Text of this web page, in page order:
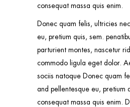
consequat massa quis enim.
Donec quam felis, ultricies
eu, pretium quis, sem.
parturient montes, nascetur
commodo ligula eget dolor.
sociis natoque Donec quam
and pellentesque eu, pretium
consequat massa quis enim.